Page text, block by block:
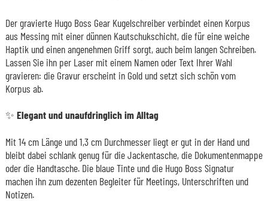
Der gravierte Hugo Boss Gear Kugelschreiber verbindet einen Korpus
aus Messing mit einer dünnen Kautschukschicht, die für eine weiche
Haptik und einen angenehmen Griff sorgt, auch beim langen Schreiben.
Lassen Sie ihn per Laser mit einem Namen oder Text Ihrer Wahl
gravieren: die Gravur erscheint in Gold und setzt sich schön vom
Korpus ab.
✨ Elegant und unaufdringlich im Alltag
Mit 14 cm Länge und 1,3 cm Durchmesser liegt er gut in der Hand und
bleibt dabei schlank genug für die Jackentasche, die Dokumentenmappe
oder die Handtasche. Die blaue Tinte und die Hugo Boss Signatur
machen ihn zum dezenten Begleiter für Meetings, Unterschriften und
Notizen.